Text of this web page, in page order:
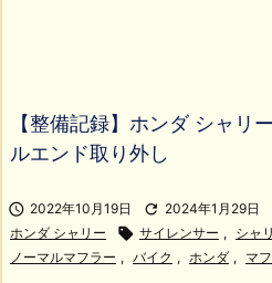
【整備記録】ホンダ シャリ
ルエンド取り外し
 2022年10月19日  2024年1月29日
ホンダ シャリー
 サイレンサー , シャ
ノーマルマフラー , バイク , ホンダ , マ